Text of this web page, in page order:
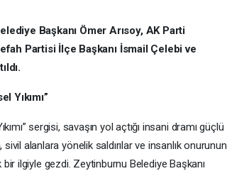
Başkanı Ömer Arısoy, AK Parti
Partisi İlçe Başkanı İsmail Çelebi ve
Yıkımı”
sergisi, savaşın yol açtığı insani dramı güçlü
alanlara yönelik saldırılar ve insanlık onurunun
ilgiyle gezdi. Zeytinburnu Belediye Başkanı